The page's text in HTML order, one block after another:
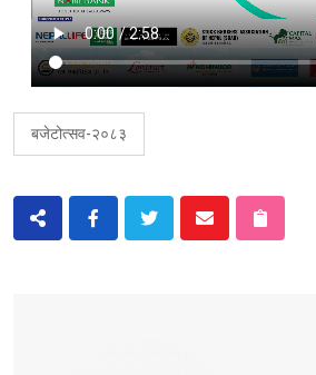
बजेटोत्सव-२०८३